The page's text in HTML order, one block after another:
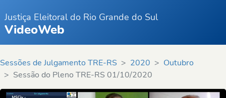
Justiça Eleitoral do Rio Grande do Sul
VideoWeb
Sessões de Julgamento TRE-RS 2020
Outubro
Sessão do Pleno TRE-RS 01/10/2020